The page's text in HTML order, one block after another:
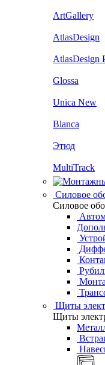
ArtGallery
AtlasDesign
AtlasDesign
Glossa
Unica New
Blanca
Этюд
MultiTrack
Силовое
Силовое
Щиты
Щиты